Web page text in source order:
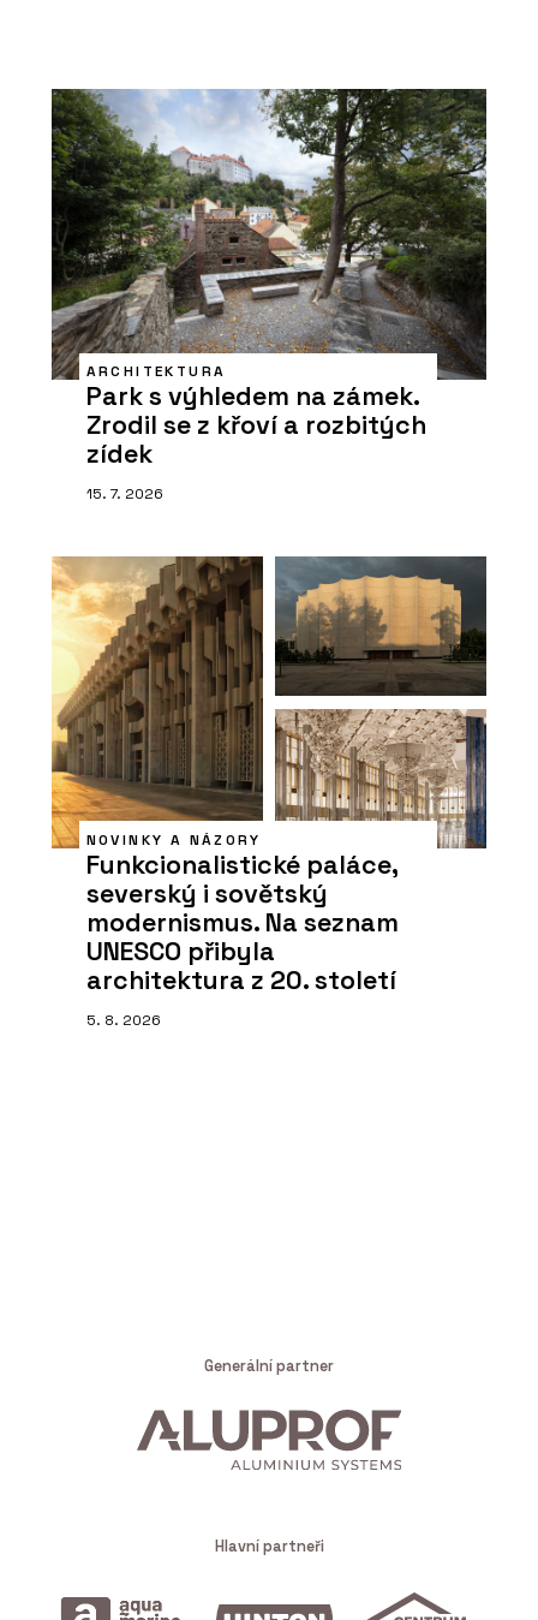
ARCHITEKTURA
Park s výhledem na zámek.
Zrodil se z křoví a rozbitých
zídek
15. 7. 2026
NOVINKY A NÁZORY
Funkcionalistické paláce,
severský i sovětský
modernismus. Na seznam
UNESCO přibyla
architektura z 20. století
5. 8. 2026
Generální partner
Hlavní partneři